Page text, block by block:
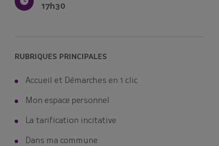
17h30
RUBRIQUES PRINCIPALES
Accueil et Démarches en 1 clic
Mon espace personnel
La tarification incitative
Dans ma commune